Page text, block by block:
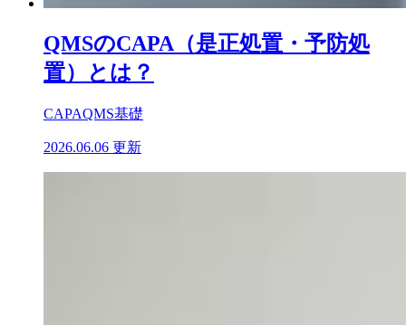
QMSのCAPA（是正処置・予防処
置）とは？
CAPAQMS基礎
2026.06.06 更新